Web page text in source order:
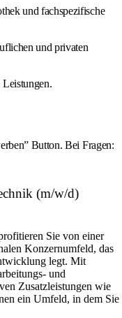
und fachspezifische
und privaten
Button. Bei Fragen:
(m/w/d)
Sie von einer
Konzernumfeld, das
legt. Mit
und
Zusatzleistungen wie
ein Umfeld, in dem Sie